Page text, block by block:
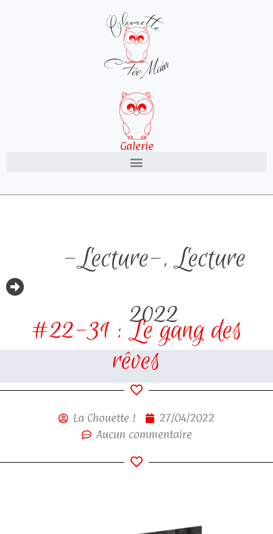
Galerie
-Lecture-,Lecture
2022
#22-31 : Le gang des
rêves
La Chouette !
27/04/2022
Aucun commentaire